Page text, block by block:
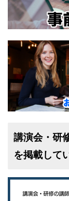
講演会・研
を掲載して